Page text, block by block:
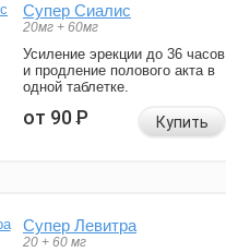
Супер Сиалис
20мг + 60мг
Усиление эрекции до 36 часов
и продление полового акта в
одной таблетке.
от 90Р Купить
Супер Левитра
20 + 60 мг